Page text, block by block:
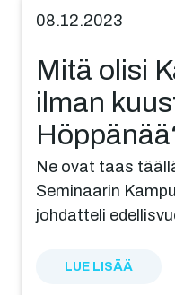
08.12.2023
Mitä olisi
ilman
Ne ovat taas
Seminaarin
johdatteli
LUE LISÄÄ